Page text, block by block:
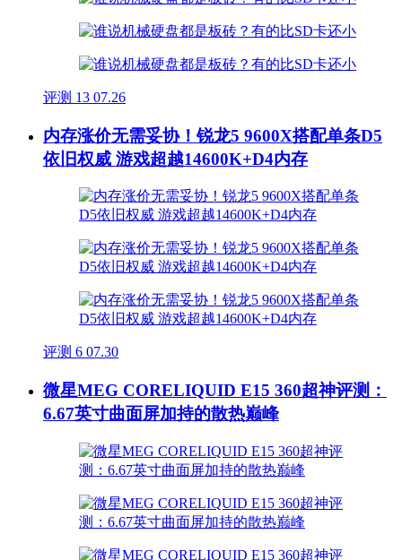
评测 13 07.26
内存涨价无需妥协！锐龙5 9600X搭配单条D5
依旧权威 游戏超越14600K+D4内存
评测 6 07.30
微星MEG CORELIQUID E15 360超神评测：
6.67英寸曲面屏加持的散热巅峰